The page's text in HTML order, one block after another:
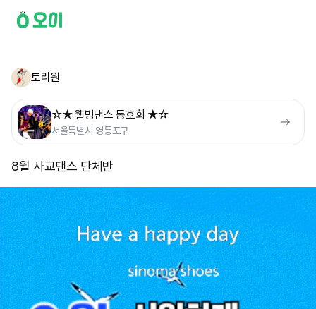
토리원
☆★ 웰빙댄스 동호회 ★☆
서울특별시 영등포구
8월 사교댄스 단체반